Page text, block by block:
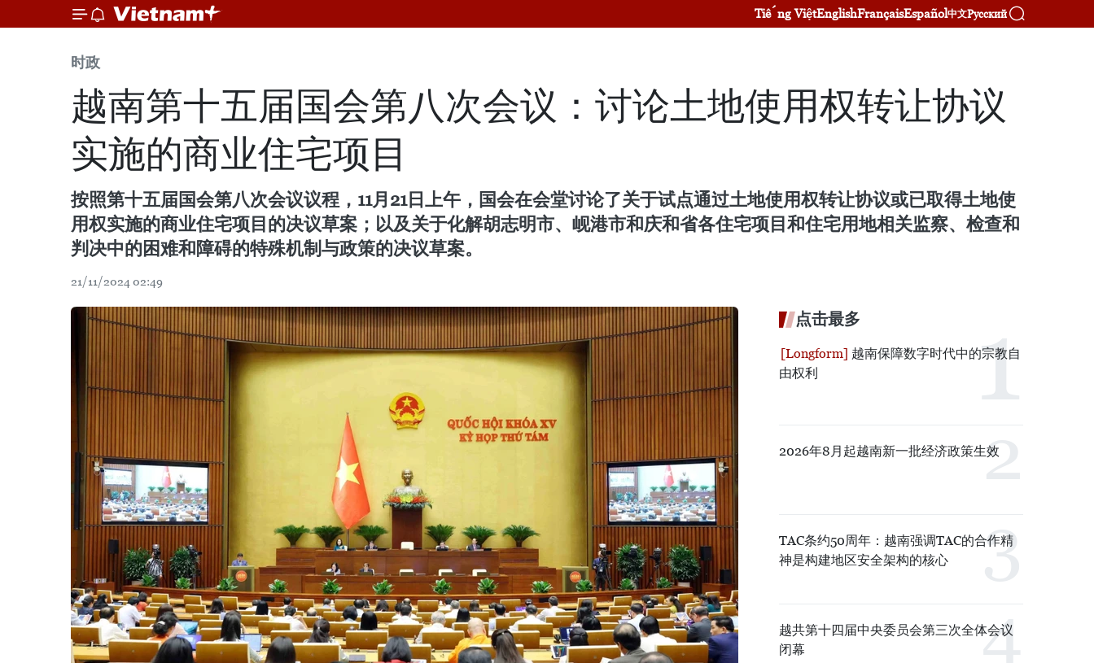
Tiếng ViệtEnglishFrançaisEspañol中文Русский
时政
越南第十五届国会第八次会议：讨论土地使用权转让协议
实施的商业住宅项目
按照第十五届国会第八次会议议程，11月21日上午，国会在会堂讨论了关于试点通过土地使用权转让协议或已取得土地使
用权实施的商业住宅项目的决议草案；以及关于化解胡志明市、岘港市和庆和省各住宅项目和住宅用地相关监察、检查和
判决中的困难和障碍的特殊机制与政策的决议草案。
21/11/2024 02:49
点击最多
越南保障数字时代中的宗教自
由权利
2026年8月起越南新一批经济政策生效
TAC条约50周年：越南强调TAC的合作精
神是构建地区安全架构的核心
越共第十四届中央委员会第三次全体会议
闭幕